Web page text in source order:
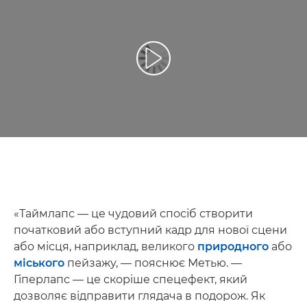
Відтворення відео
«Таймлапс — це чудовий спосіб створити
початковий або вступний кадр для нової сцени
або місця, наприклад, великого природного або
міського пейзажу, — пояснює Метью. —
Гіперлапс — це скоріше спецефект, який
дозволяє відправити глядача в подорож. Як